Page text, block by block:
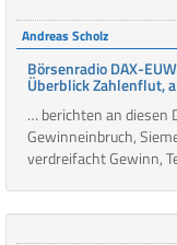
Andreas Scholz
Börsenradio DAX-
Überblick Zahlenflut,
… berichten an diesen
Gewinneinbruch,
verdreifacht Gewinn,